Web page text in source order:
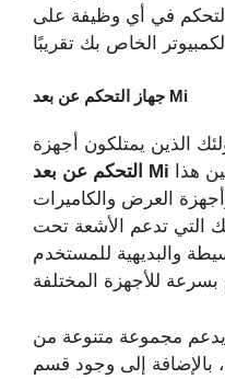
في أي وظيفة على
جهاز التحكم عن بعد Mi
التحكم عن بعد Mi
العرض والكاميرات
التي تدعم الأشعة تحت
والبديهية للمستخدم
مجموعة متنوعة من
بالإضافة إلى وجود قسم